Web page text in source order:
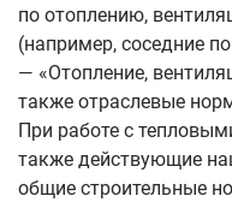
по отоплению,
(например, соседние
— «Отопление,
также отраслевые
При работе с
также действующие
общие строительные